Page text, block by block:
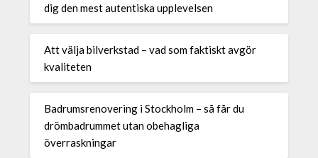
dig den mest autentiska upplevelsen
Att välja bilverkstad – vad som faktiskt avgör
kvaliteten
Badrumsrenovering i Stockholm – så får du
drömbadrummet utan obehagliga
överraskningar